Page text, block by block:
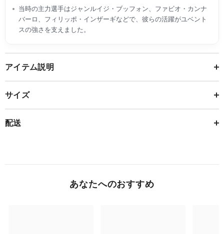
当時の主力選手はジャンルイジ・ブッフォン、ファビオ・カンナ
バーロ、フィリッポ・インザーギなどで、彼らの活躍がユベント
スの強さを支えました。
アイテム説明
サイズ
配送
あなたへのおすすめ